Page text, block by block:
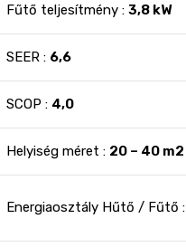
Fűtő teljesítmény : 3,8 kW
SEER : 6,6
SCOP : 4,0
Helyiség méret : 20 – 40 m2
Energiaosztály Hűtő / Fűtő :